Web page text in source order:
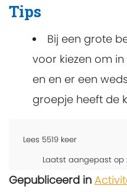
Tips
Bij een grote
voor kiezen om
en en er een
groepje heeft de
Lees 5519 keer
Laatst aangepast op
Gepubliceerd in